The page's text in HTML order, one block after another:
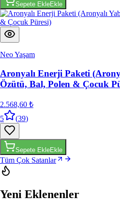
Sepete EkleEkle
Neo Yaşam
Aronyalı Enerji Paketi
Özütü, Bal, Polen & Çocuk
2.568,60 ₺
5
(39)
Sepete EkleEkle
Tüm Çok Satanlar
Yeni Eklenenler